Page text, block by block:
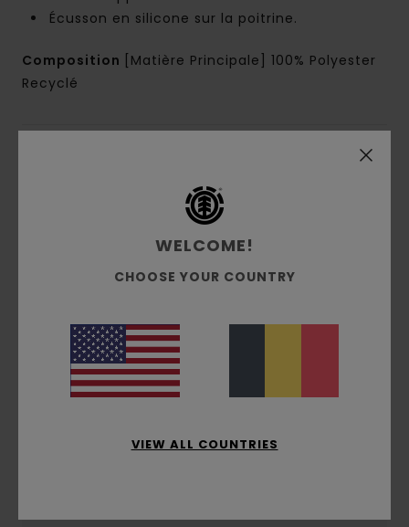
Écusson en silicone sur la poitrine.
Composition
[Matière Principale] 100% Polyester
Recyclé
4.0
basé sur1 avis vérifiés
depuis décembre 2025
WELCOME!
CHOOSE YOUR COUNTRY
VIEW ALL COUNTRIES